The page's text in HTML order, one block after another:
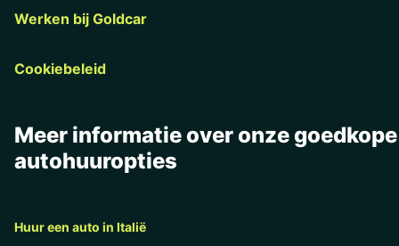
Werken bij Goldcar
Cookiebeleid
Meer informatie over onze goedkope
autohuuropties
Huur een auto in Italië